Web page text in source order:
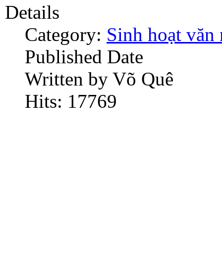
Details
Category: Sinh hoạt văn
Published Date
Written by Võ Quê
Hits: 17769